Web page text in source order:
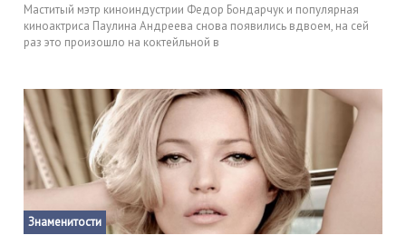
Маститый мэтр киноиндустрии Федор Бондарчук и популярная
киноактриса Паулина Андреева снова появились вдвоем, на сей
раз это произошло на коктейльной в
Знаменитости